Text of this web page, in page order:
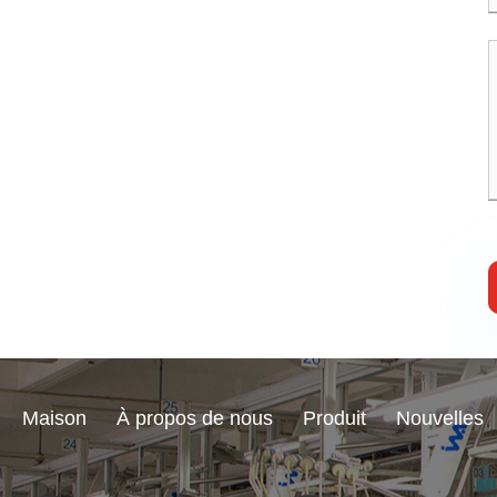
Maison À propos de nous Produit Nouvelles